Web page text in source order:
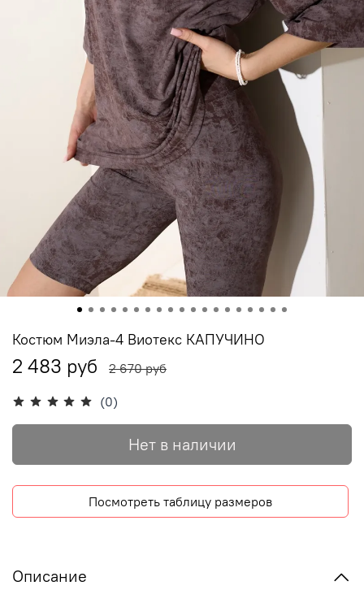
(0)
Костюм Миэла-4 Виотекс КАПУЧИНО
2 483 руб 2 670 руб
Нет в наличии
Посмотреть таблицу размеров
Описание